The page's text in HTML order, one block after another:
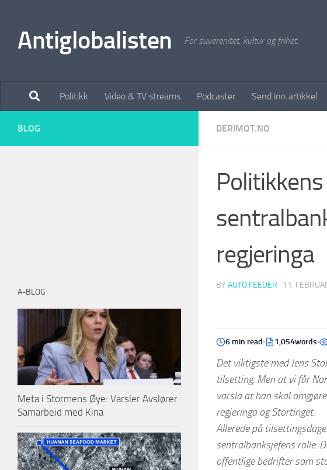
Antiglobalisten For suverenitet, kultur og frihet.
Politikk Video & TV streams Podcaster Send inn artikkel
DERIMOT.NO
regjeringa
BY AUTO FEEDER · 11.
6 min read 1,054words
Det viktigste med Jens
tilsetting. Men at vi får
varsla at han skal
regjeringa og Stortinget.
Allerede på
sentralbanksjefens rolle.
offentlige bedrifter som
BLOG
A-BLOG
Meta i Stormens Øye: Varsler Avslører
Samarbeid med Kina